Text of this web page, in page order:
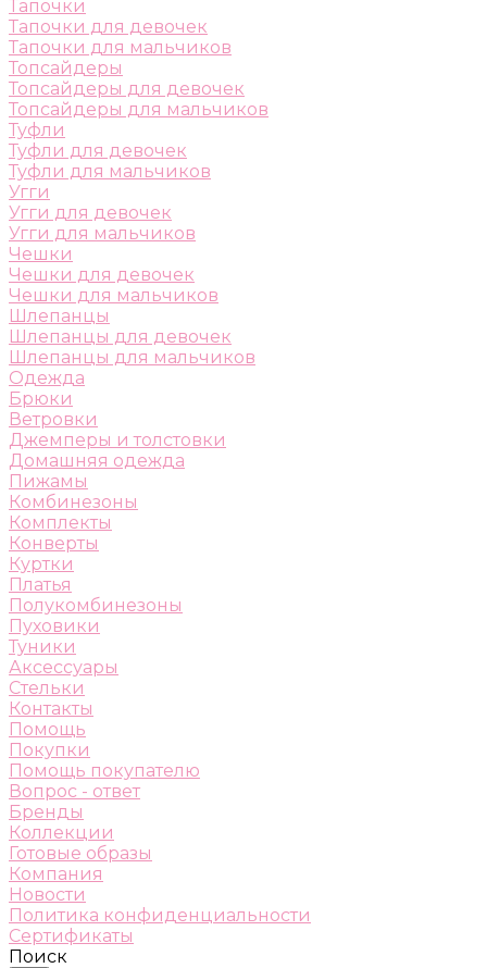
Тапочки
Тапочки для девочек
Тапочки для мальчиков
Топсайдеры
Топсайдеры для девочек
Топсайдеры для мальчиков
Туфли
Туфли для девочек
Туфли для мальчиков
Угги
Угги для девочек
Угги для мальчиков
Чешки
Чешки для девочек
Чешки для мальчиков
Шлепанцы
Шлепанцы для девочек
Шлепанцы для мальчиков
Одежда
Брюки
Ветровки
Джемперы и толстовки
Домашняя одежда
Пижамы
Комбинезоны
Комплекты
Конверты
Куртки
Платья
Полукомбинезоны
Пуховики
Туники
Аксессуары
Стельки
Контакты
Помощь
Покупки
Помощь покупателю
Вопрос - ответ
Бренды
Коллекции
Готовые образы
Компания
Новости
Политика конфиденциальности
Сертификаты
Поиск